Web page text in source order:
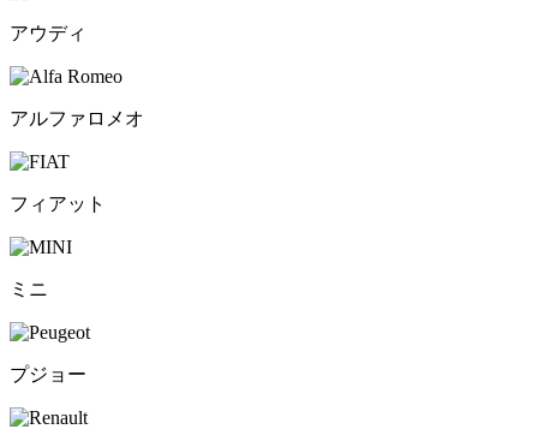
アウディ
アルファロメオ
フィアット
ミニ
プジョー